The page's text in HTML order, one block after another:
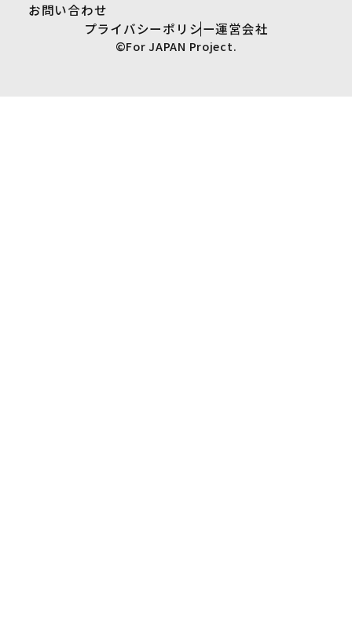
お問い合わせ
プライバシーポリシー運営会社
©For JAPAN Project.